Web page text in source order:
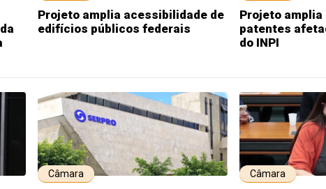
Projeto amplia acessibilidade de
edifícios públicos federais
Projeto amplia
patentes
do INPI
Câmara Câmara